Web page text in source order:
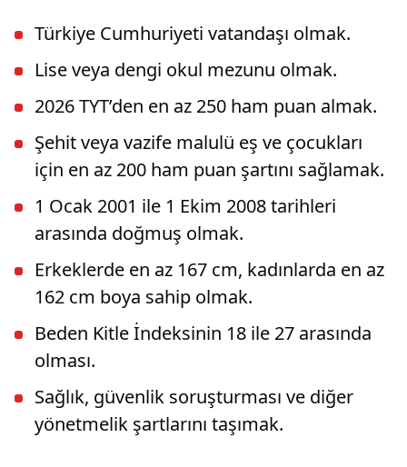
Türkiye Cumhuriyeti vatandaşı olmak.
Lise veya dengi okul mezunu olmak.
2026 TYT’den en az 250 ham puan almak.
Şehit veya vazife malulü eş ve çocukları
için en az 200 ham puan şartını sağlamak.
1 Ocak 2001 ile 1 Ekim 2008 tarihleri
arasında doğmuş olmak.
Erkeklerde en az 167 cm, kadınlarda en az
162 cm boya sahip olmak.
Beden Kitle İndeksinin 18 ile 27 arasında
olması.
Sağlık, güvenlik soruşturması ve diğer
yönetmelik şartlarını taşımak.